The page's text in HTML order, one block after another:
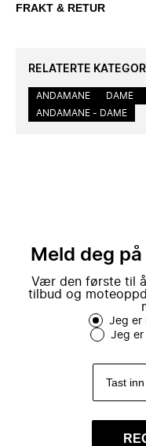
FRAKT & RETUR
RELATERTE
ANDAMANE DAME
ANDAMANE - DAME
Meld deg
Vær den første til
tilbud og
Jeg er
Jeg er